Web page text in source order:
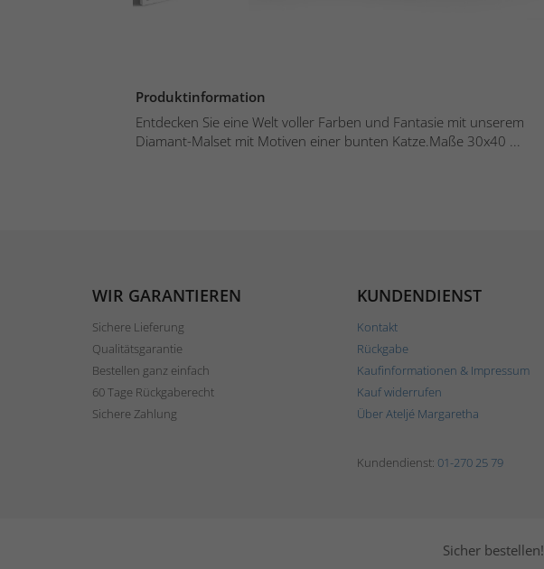
Produktinformation
Entdecken Sie eine Welt voller Farben und Fantasie mit unserem
Diamant-Malset mit Motiven einer bunten Katze.Maße 30x40 ...
WIR GARANTIEREN
Sichere Lieferung
Qualitätsgarantie
Bestellen ganz einfach
60 Tage Rückgaberecht
Sichere Zahlung
KUNDENDIENST
Kontakt
Rückgabe
Kaufinformationen & Impressum
Kauf widerrufen
Über Ateljé Margaretha
Kundendienst: 01-270 25 79
Sicher bestellen!